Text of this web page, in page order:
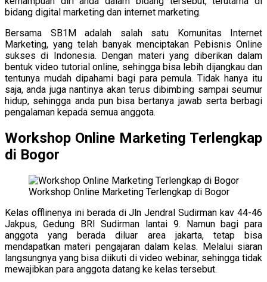
bidang digital marketing dan internet marketing.
Bersama SB1M adalah salah satu Komunitas Internet
Marketing, yang telah banyak menciptakan Pebisnis Online
sukses di Indonesia. Dengan materi yang diberikan dalam
bentuk video tutorial online, sehingga bisa lebih dijangkau dan
tentunya mudah dipahami bagi para pemula. Tidak hanya itu
saja, anda juga nantinya akan terus dibimbing sampai seumur
hidup, sehingga anda pun bisa bertanya jawab serta berbagi
pengalaman kepada semua anggota.
Workshop Online Marketing Terlengkap
di Bogor
Workshop Online Marketing Terlengkap di Bogor
Kelas offlinenya ini berada di Jln Jendral Sudirman kav 44-46
Jakpus, Gedung BRI Sudirman lantai 9. Namun bagi para
anggota yang berada diluar area jakarta, tetap bisa
mendapatkan materi pengajaran dalam kelas. Melalui siaran
langsungnya yang bisa diikuti di video webinar, sehingga tidak
mewajibkan para anggota datang ke kelas tersebut.